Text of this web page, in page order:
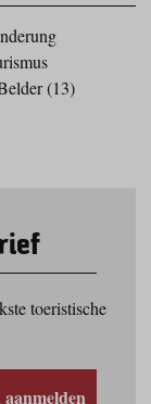
(13)
toeristische